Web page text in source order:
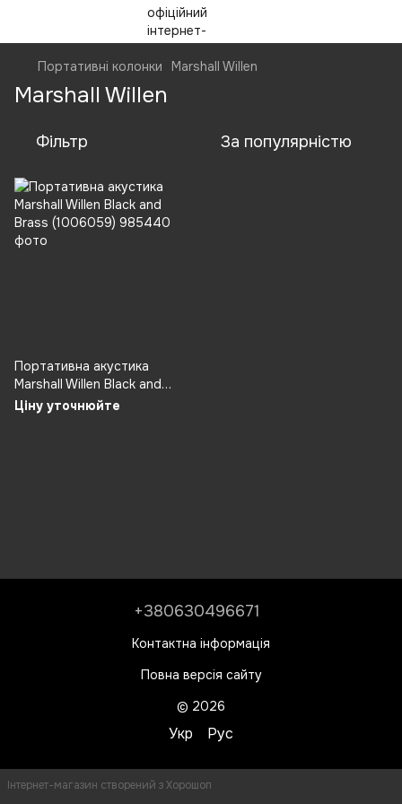
Портативні колонки Marshall Willen
Marshall Willen
Фільтр За популярністю
Портативна акустика
Marshall Willen Black and
Brass (1006059)
Ціну уточнюйте
+380630496671
Контактна інформація
Повна версія сайту
© 2026
Укр Рус
Інтернет-магазин створений з Хорошоп